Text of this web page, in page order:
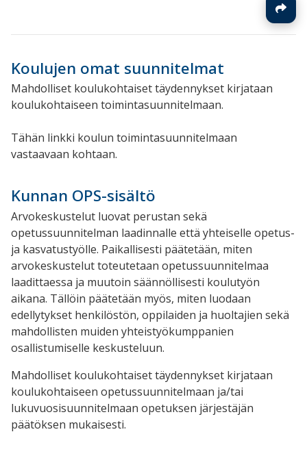
Koulujen omat suunnitelmat
Mahdolliset koulukohtaiset täydennykset kirjataan
koulukohtaiseen toimintasuunnitelmaan.
Tähän linkki koulun toimintasuunnitelmaan
vastaavaan kohtaan.
Kunnan OPS-sisältö
Arvokeskustelut luovat perustan sekä
opetussuunnitelman laadinnalle että yhteiselle opetus-
ja kasvatustyölle. Paikallisesti päätetään, miten
arvokeskustelut toteutetaan opetussuunnitelmaa
laadittaessa ja muutoin säännöllisesti koulutyön
aikana. Tällöin päätetään myös, miten luodaan
edellytykset henkilöstön, oppilaiden ja huoltajien sekä
mahdollisten muiden yhteistyökumppanien
osallistumiselle keskusteluun.
Mahdolliset koulukohtaiset täydennykset kirjataan
koulukohtaiseen opetussuunnitelmaan ja/tai
lukuvuosisuunnitelmaan opetuksen järjestäjän
päätöksen mukaisesti.